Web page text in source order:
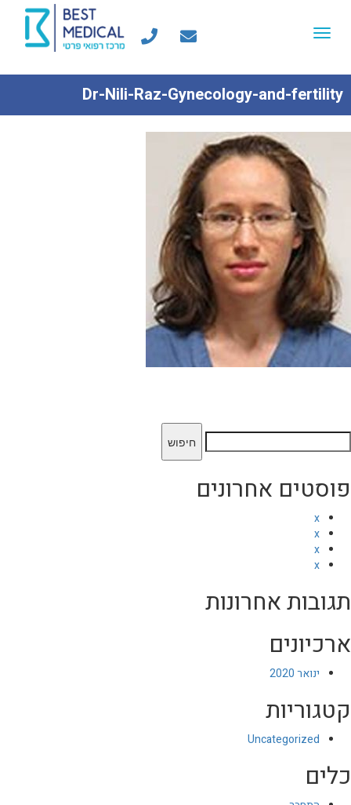
Toggle
Dr-Nili-Raz-Gynecology-and-fertility
חיפוש:
פוסטים אחרונים
x
x
x
x
תגובות אחרונות
ארכיונים
ינואר 2020
קטגוריות
Uncategorized
כלים